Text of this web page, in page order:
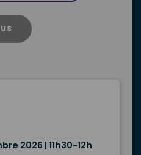
2026 | 11h30-12h